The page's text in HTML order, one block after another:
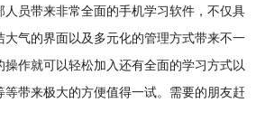
人员带来非常全面的手机学习软件 ，不仅具
气的界面以及多元化的管理方式带来不一
操作就可以轻松加入还有全面的学习方式以
等带来极大的方便值得一试。需要的朋友赶